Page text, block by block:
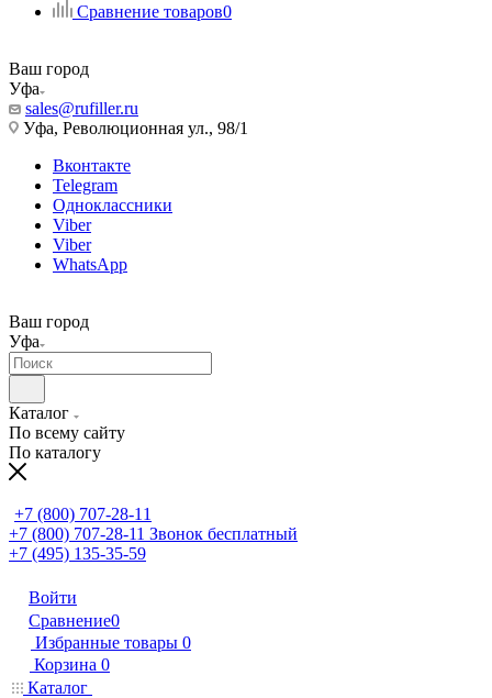
Сравнение товаров0
Ваш город
Уфа
sales@rufiller.ru
Уфа, Революционная ул., 98/1
Вконтакте
Telegram
Одноклассники
Viber
Viber
WhatsApp
Ваш город
Уфа
Каталог
По всему сайту
По каталогу
+7 (800) 707-28-11
+7 (800) 707-28-11 Звонок бесплатный
+7 (495) 135-35-59
Войти
Сравнение0
Избранные товары 0
Корзина 0
Каталог